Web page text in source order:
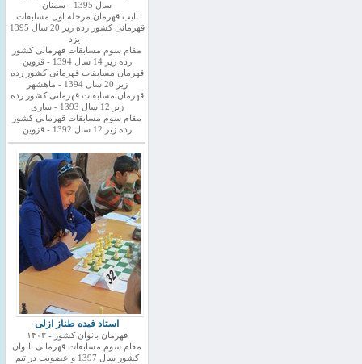
سال 1395 - سمنان
نایب قهرمان مرحله اول مسابقات
قهرمانی کشور رده زیر 20 سال 1395
- یزد
مقام سوم مسابقات قهرمانی کشور
رده زیر 14 سال 1394 - قزوین
قهرمان مسابقات قهرمانی کشور رده
زیر 20 سال 1394 - ماهشهر
قهرمان مسابقات قهرمانی کشور رده
زیر 12 سال 1393 - ساری
مقام سوم مسابقات قهرمانی کشور
رده زیر 12 سال 1392 - قزوین
استاد فیده طناز ازلی
قهرمان بانوان کشور - ۱۴۰۳
مقام سوم مسابقات قهرمانی بانوان
کشور سال 1397 و عضویت در تیم